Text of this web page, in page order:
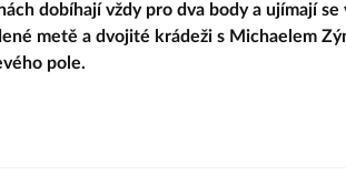
dobíhají vždy pro dva body a ujímají
metě a dvojité krádeži s Michaelem
pole.